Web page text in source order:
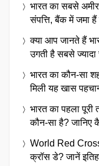
भारत का सबसे
संपत्ति, बैंक में जमा हैं
क्या आप जानते हैं
उगती है सबसे ज्यादा
भारत का कौन-सा
मिली यह खास
भारत का पहला पूरी
कौन-सा है? जानिए
World Red
क्रॉस डे? जानें